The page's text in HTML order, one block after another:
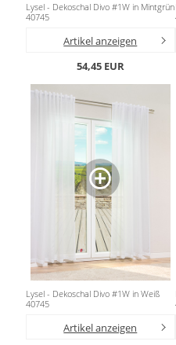
Lysel - Dekoschal Divo #1W in Mintgrün
40745
Artikel anzeigen
54,45 EUR
Lysel - Dekoschal Divo #1W in Weiß
40745
Artikel anzeigen